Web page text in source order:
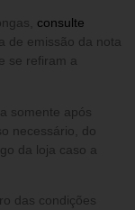
consulte
de emissão da nota
se refiram a
necessário, do
da loja caso a
das condições